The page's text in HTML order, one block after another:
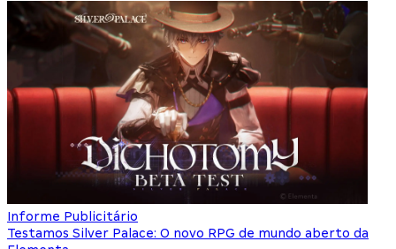
Informe Publicitário
Testamos Silver Palace: O novo RPG de mundo aberto da